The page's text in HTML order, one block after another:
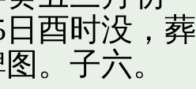
酉时没，
。子六。